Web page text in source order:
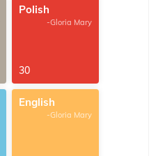
Polish
-Gloria Mary
30
English
-Gloria Mary